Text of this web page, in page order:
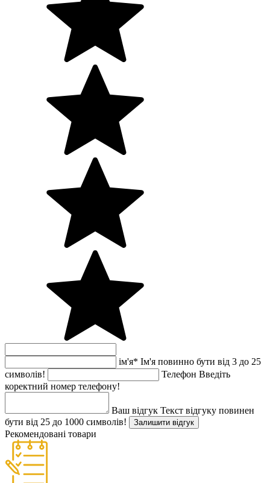
ім'я* Ім'я повинно бути від 3 до 25
символів!
Телефон Введіть
коректний номер телефону!
Ваш відгук Текст відгуку повинен
бути від 25 до 1000 символів!
Залишити відгук
Рекомендовані товари